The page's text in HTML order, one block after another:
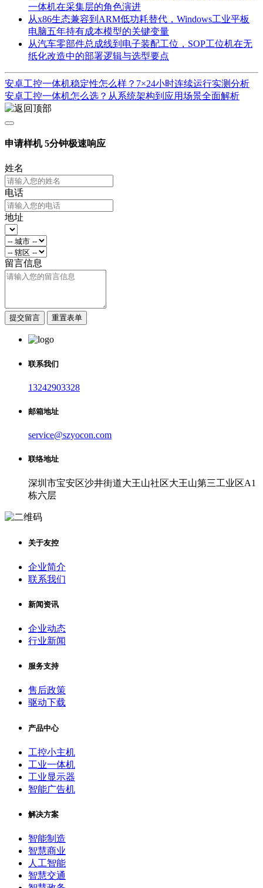
一体机在采集层的角色演进
从x86生态兼容到ARM低功耗替代，Windows工业平板
电脑五年持有成本模型的关键变量
从汽车零部件总成线到电子装配工位，SOP工位机在无
纸化改造中的部署逻辑与选型要点
安卓工控一体机稳定性怎么样？7×24小时连续运行实测分析
安卓工控一体机怎么选？从系统架构到应用场景全面解析
申请样机5分钟极速响应
姓名
电话
地址
留言信息
提交留言 重置表单
联系我们
13242903328
邮箱地址
service@szyocon.com
联络地址
深圳市宝安区沙井街道大王山社区大王山第三工业区A1
栋六层
关于友控
企业简介
联系我们
新闻资讯
企业动态
行业新闻
服务支持
售后政策
驱动下载
产品中心
工控小主机
工业一体机
工业显示器
智能广告机
解决方案
智能制造
智慧商业
人工智能
智慧交通